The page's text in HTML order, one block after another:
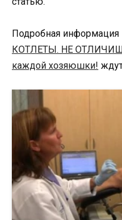
Подробная информация
КОТЛЕТЫ. НЕ
каждой хозяюшки!